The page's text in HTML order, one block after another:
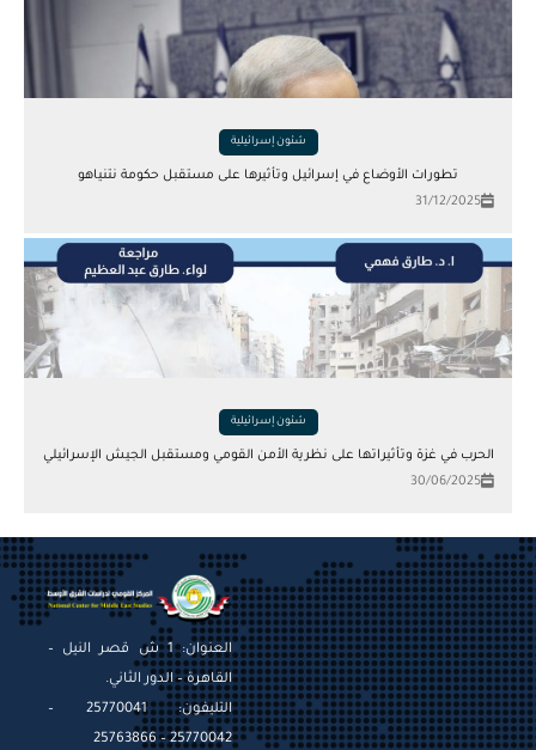
شئون إسرائيلية
تطورات الأوضاع في إسرائيل وتأثيرها على مستقبل حكومة نتنياهو
31/12/2025
شئون إسرائيلية
الحرب في غزة وتأثيراتها على نظرية الأمن القومي ومستقبل الجيش الإسرائيلي
30/06/2025
العنوان: 1 ش قصر النيل –
القاهرة – الدور الثاني.
التليفون: 25770041 –
25770042 – 25763866